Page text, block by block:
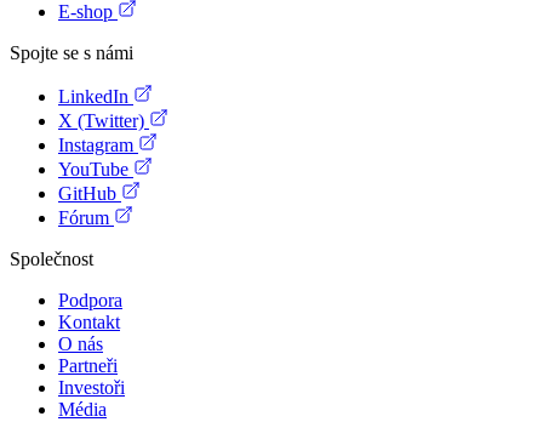
E-shop
Spojte se s námi
LinkedIn
X (Twitter)
Instagram
YouTube
GitHub
Fórum
Společnost
Podpora
Kontakt
O nás
Partneři
Investoři
Média